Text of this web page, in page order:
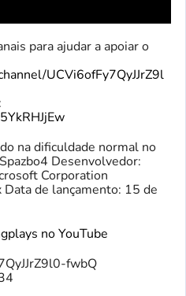
para ajudar a apoiar o
UCVi6ofFy7QyJJrZ9l
na dificuldade normal no
Desenvolvedor:
Corporation
de lançamento: 15 de
no YouTube
fwbQ